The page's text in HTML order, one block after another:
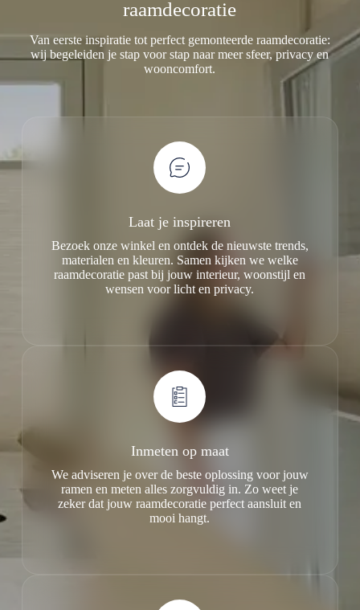
raamdecoratie
Van eerste inspiratie tot perfect gemonteerde raamdecoratie:
wij begeleiden je stap voor stap naar meer sfeer, privacy en
wooncomfort.
Laat je inspireren
Bezoek onze winkel en ontdek de nieuwste trends,
materialen en kleuren. Samen kijken we welke
raamdecoratie past bij jouw interieur, woonstijl en
wensen voor licht en privacy.
Inmeten op maat
We adviseren je over de beste oplossing voor jouw
ramen en meten alles zorgvuldig in. Zo weet je
zeker dat jouw raamdecoratie perfect aansluit en
mooi hangt.